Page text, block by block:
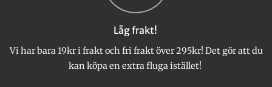
Låg frakt!
Vi har bara 19kr i frakt och fri frakt över 295kr! Det gör att du
kan köpa en extra fluga istället!